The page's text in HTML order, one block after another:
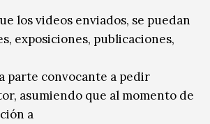
los videos enviados, se puedan
exposiciones, publicaciones,
parte convocante a pedir
asumiendo que al momento de
a